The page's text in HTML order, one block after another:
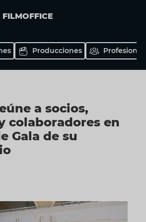
Producciones
a socios,
colaboradores en
Gala de su